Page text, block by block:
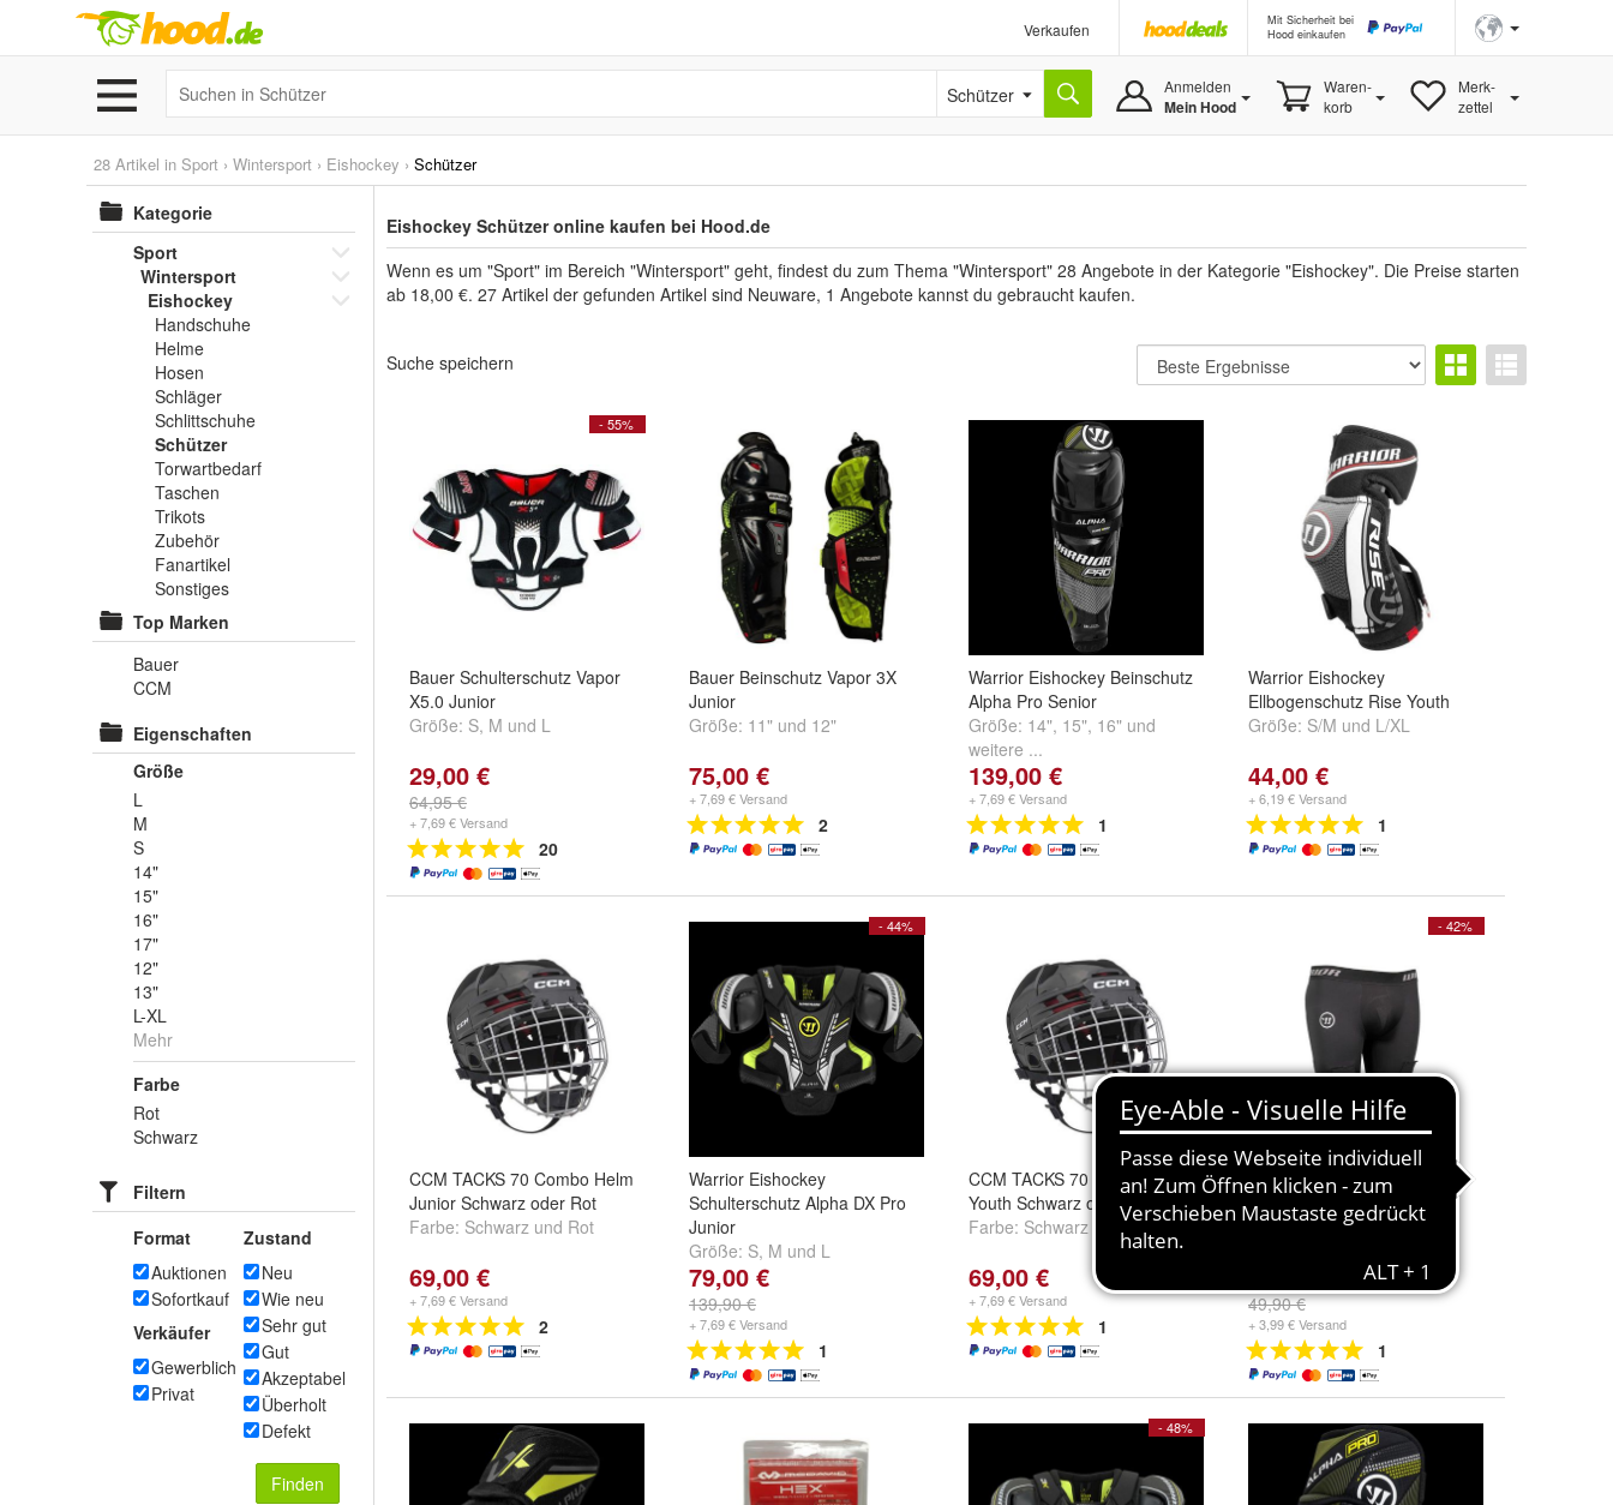
Verkaufen
Mit Sicherheit bei
Hood einkaufen
Schützer Anmelden
Mein Hood
Waren-
korb
Merk-
zettel
28 Artikel in Sport › Wintersport › Eishockey › Schützer
Kategorie
Sport
Wintersport
Eishockey
Handschuhe
Helme
Hosen
Schläger
Schlittschuhe
Schützer
Torwartbedarf
Taschen
Trikots
Zubehör
Fanartikel
Sonstiges
Top Marken
Bauer
CCM
Eigenschaften
Größe
L
M
S
14"
15"
16"
17"
12"
13"
L-XL
Mehr
Farbe
Rot
Schwarz
Filtern
Format
Auktionen
Sofortkauf
Verkäufer
Gewerblich
Privat
Zustand
Neu
Wie neu
Sehr gut
Gut
Akzeptabel
Überholt
Defekt
Finden
Eishockey Schützer online kaufen bei Hood.de
Wenn es um "Sport" im Bereich "Wintersport" geht, findest du zum Thema "Wintersport" 28 Angebote in der Kategorie "Eishockey". Die Preise starten
ab 18,00 €. 27 Artikel der gefunden Artikel sind Neuware, 1 Angebote kannst du gebraucht kaufen.
Suche speichern
- 55%
Bauer Schulterschutz Vapor
X5.0 Junior
Größe: S, M und L
29,00 €
64,95 €
+ 7,69 € Versand
20
Bauer Beinschutz Vapor 3X
Junior
Größe: 11" und 12"
75,00 €
+ 7,69 € Versand
2
Warrior Eishockey Beinschutz
Alpha Pro Senior
Größe: 14", 15", 16" und
weitere ...
139,00 €
+ 7,69 € Versand
1
Warrior Eishockey
Ellbogenschutz Rise Youth
Größe: S/M und L/XL
44,00 €
+ 6,19 € Versand
1
CCM TACKS 70 Combo Helm
Junior Schwarz oder Rot
Farbe: Schwarz und Rot
69,00 €
+ 7,69 € Versand
2
- 44%
Warrior Eishockey
Schulterschutz Alpha DX Pro
Junior
Größe: S, M und L
79,00 €
139,90 €
+ 7,69 € Versand
1
CCM TACKS 70 Combo Helm
Youth Schwarz oder Rot
Farbe: Schwarz undRot
69,00 €
+ 7,69 € Versand
1
- 42%
Warrior Kompressionsshorts
mit Cup Youth
Größe:S/M undM/L
49,90 €
+ 3,99 € Versand
1
- 48%